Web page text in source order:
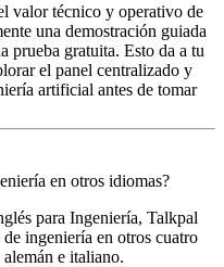
valor técnico y operativo de
una demostración guiada
prueba gratuita. Esto da a tu
el panel centralizado y
artificial antes de tomar
en otros idiomas?
para Ingeniería, Talkpal
ingeniería en otros cuatro
e italiano.